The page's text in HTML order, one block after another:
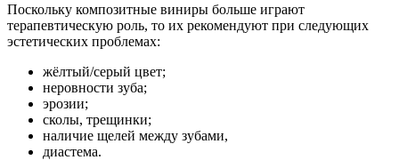
Поскольку композитные виниры больше играют
терапевтическую роль, то их рекомендуют при следующих
эстетических проблемах:
жёлтый/серый цвет;
неровности зуба;
эрозии;
сколы, трещинки;
наличие щелей между зубами,
диастема.